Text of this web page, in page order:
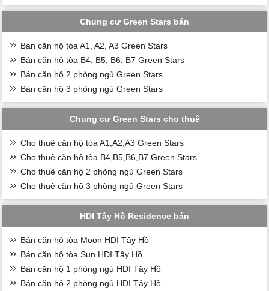
Chung cư Green Stars bán
Bán căn hộ tòa A1, A2, A3 Green Stars
Bán căn hộ tòa B4, B5, B6, B7 Green Stars
Bán căn hộ 2 phòng ngủ Green Stars
Bán căn hộ 3 phòng ngủ Green Stars
Chung cư Green Stars cho thuê
Cho thuê căn hộ tòa A1,A2,A3 Green Stars
Cho thuê căn hộ tòa B4,B5,B6,B7 Green Stars
Cho thuê căn hộ 2 phòng ngủ Green Stars
Cho thuê căn hộ 3 phòng ngủ Green Stars
HDI Tây Hồ Residence bán
Bán căn hộ tòa Moon HDI Tây Hồ
Bán căn hộ tòa Sun HDI Tây Hồ
Bán căn hộ 1 phòng ngủ HDI Tây Hồ
Bán căn hộ 2 phòng ngủ HDI Tây Hồ